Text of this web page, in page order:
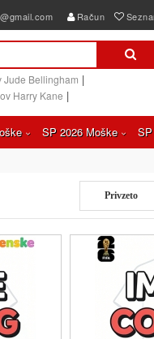
Račun
Jude Bellingham |
Harry Kane |
SP 2026 Moške